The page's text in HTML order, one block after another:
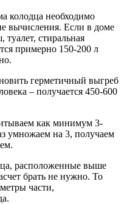
колодца необходимо
вычисления. Если в доме
стиральная
примерно 150-200 л
герметичный выгреб
– получается 450-600
как минимум 3-
умножаем на 3, получаем
расположенные выше
брать не нужно. То
части,